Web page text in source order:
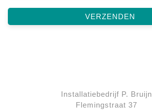
Installatiebedrijf P. Bruijn
Flemingstraat 37